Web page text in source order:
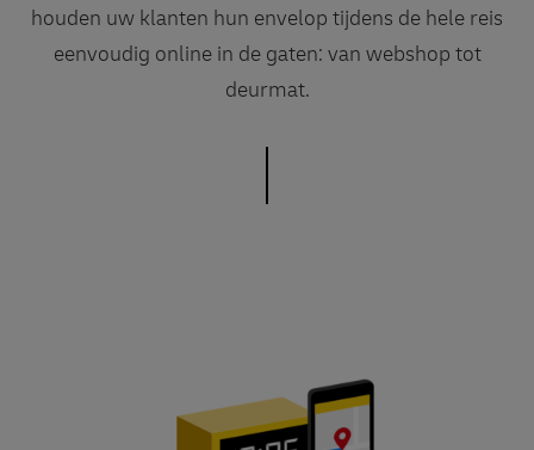
houden uw klanten hun envelop tijdens de hele reis
eenvoudig online in de gaten: van webshop tot
deurmat.